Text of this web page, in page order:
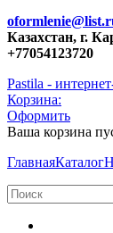
Казахстан, г.
+77054123720
Pastila -
Корзина:
Оформить
Ваша корзина
ГлавнаяКаталог